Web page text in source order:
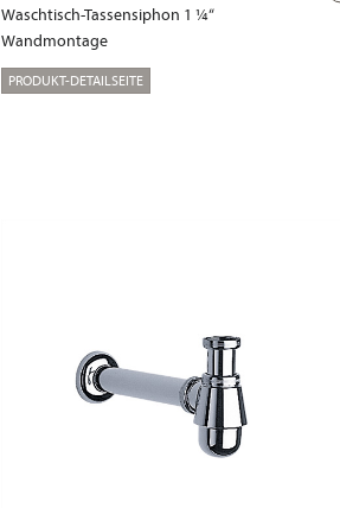
Waschtisch-Tassensiphon 1 ¼“
Wandmontage
PRODUKT-DETAILSEITE